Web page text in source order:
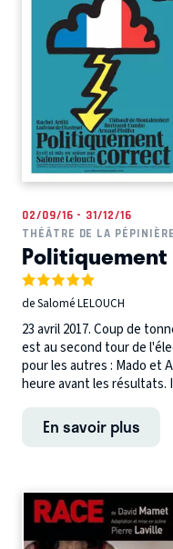
02/09/16 - 31/12/16
THÉÂTRE DE LA PÉPINIÈRE
de Salomé LELOUCH
23 avril 2017. Coup de
est au second tour de
pour les autres : Mado et
heure avant les résultats.
En savoir plus